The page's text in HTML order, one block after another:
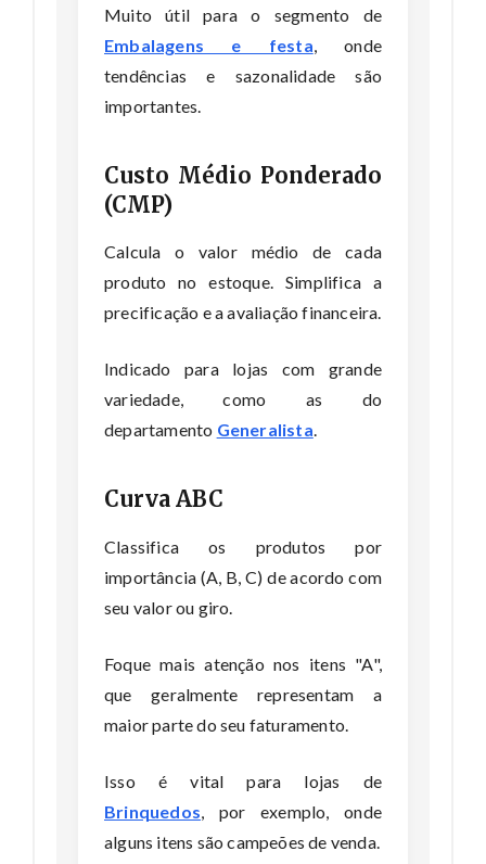
Muito útil para o segmento de
Embalagens e festa, onde
tendências e sazonalidade são
importantes.
Custo Médio Ponderado
(CMP)
Calcula o valor médio de cada
produto no estoque. Simplifica a
precificação e a avaliação financeira.
Indicado para lojas com grande
variedade, como as do
departamento Generalista.
Curva ABC
Classifica os produtos por
importância (A, B, C) de acordo com
seu valor ou giro.
Foque mais atenção nos itens "A",
que geralmente representam a
maior parte do seu faturamento.
Isso é vital para lojas de
Brinquedos, por exemplo, onde
alguns itens são campeões de venda.